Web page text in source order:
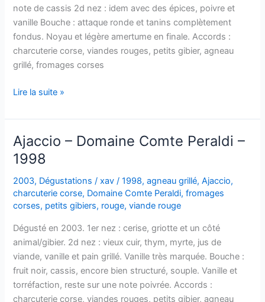
note de cassis 2d nez : idem avec des épices, poivre et
vanille Bouche : attaque ronde et tanins complètement
fondus. Noyau et légère amertume en finale. Accords :
charcuterie corse, viandes rouges, petits gibier, agneau
grillé, fromages corses
Ajaccio
Domaine
Martini
–
1996
Lire la suite »
Ajaccio – Domaine Comte Peraldi –
1998
2003, Dégustations /xav/1998,agneau grillé,Ajaccio,
charcuterie corse, Domaine Comte Peraldi,fromages
corses, petits gibiers, rouge,viande rouge
Dégusté en 2003. 1er nez : cerise, griotte et un côté
animal/gibier. 2d nez : vieux cuir, thym, myrte, jus de
viande, vanille et pain grillé. Vanille très marquée. Bouche :
fruit noir, cassis, encore bien structuré, souple. Vanille et
torréfaction, reste sur une note poivrée. Accords :
charcuterie corse, viandes rouges, petits gibier, agneau